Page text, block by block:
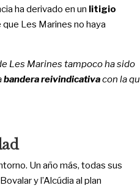
ha derivado en un litigio
Les Marines no haya
Les Marines tampoco ha sido
bandera reivindicativacon la
Un año más, todas sus
y l’Alcúdia al plan